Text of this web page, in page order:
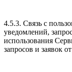
4.5.3. Связь с
уведомлений,
использования
запросов и заявок